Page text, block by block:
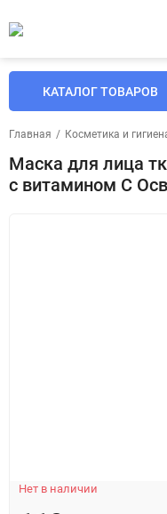
КАТАЛОГ ТОВАРОВ
Главная / Косметика и
Маска для лица
с витамином С
Нет в наличии